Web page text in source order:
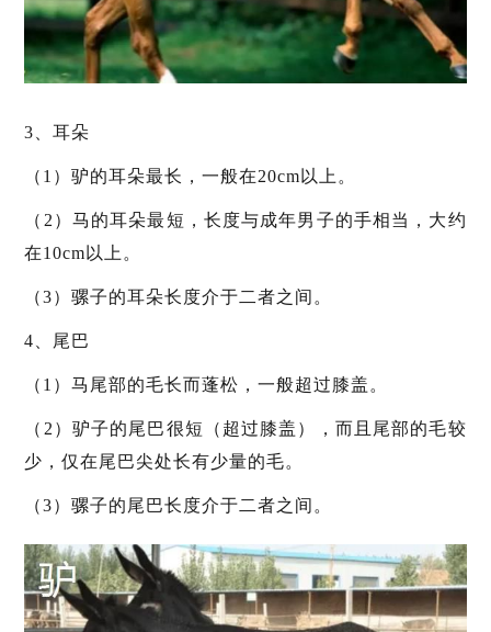
3、耳朵
（1）驴的耳朵最长，一般在20cm以上。
（2）马的耳朵最短，长度与成年男子的手相当，大约
在10cm以上。
（3）骡子的耳朵长度介于二者之间。
4、尾巴
（1）马尾部的毛长而蓬松，一般超过膝盖。
（2）驴子的尾巴很短（超过膝盖），而且尾部的毛较
少，仅在尾巴尖处长有少量的毛。
（3）骡子的尾巴长度介于二者之间。